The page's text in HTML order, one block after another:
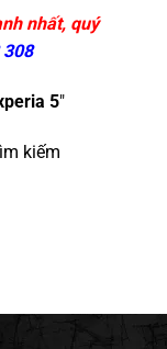
nhất, quý
308
5"
kiếm